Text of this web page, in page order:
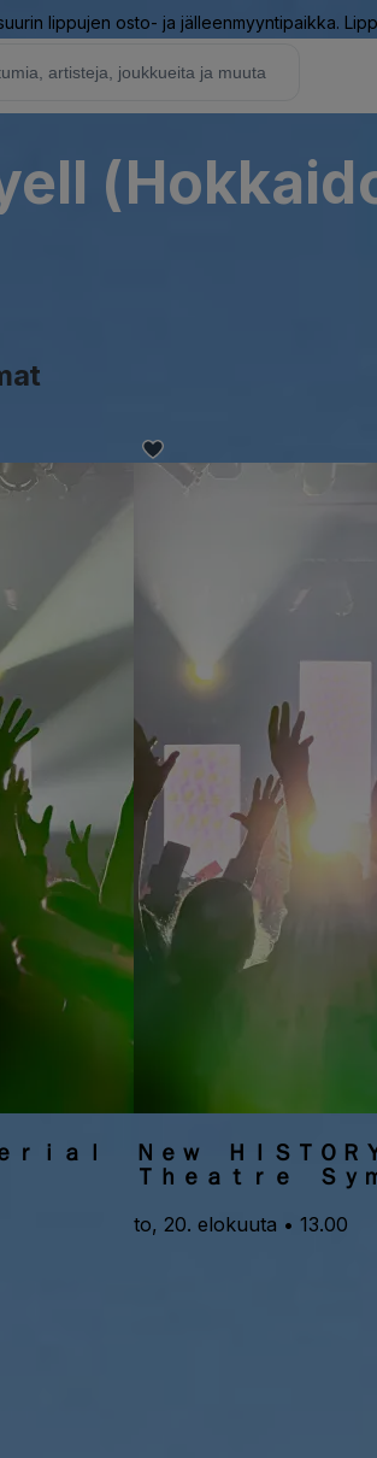
lippujen osto- ja jälleenmyyntipaikka.
ｒｉａｌ
Ｎｅｗ ＨＩＳＴＯ
Ｔｈｅａｔｒｅ Ｓｙ
to, 20. elokuuta • 13.00